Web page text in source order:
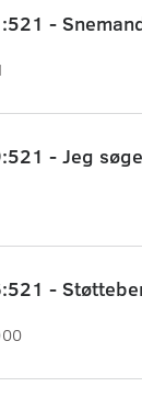
-
- Jeg
-